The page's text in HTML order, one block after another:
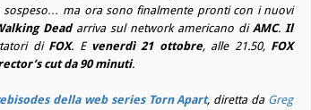
ma ora sono finalmente pronti con i nuovi
Deadarriva sul network americano diAMC.Il
di FOX. E venerdì 21 ottobre, alle 21.50, FOX
cut da 90 minuti.
della web series Torn Apart, diretta da Greg